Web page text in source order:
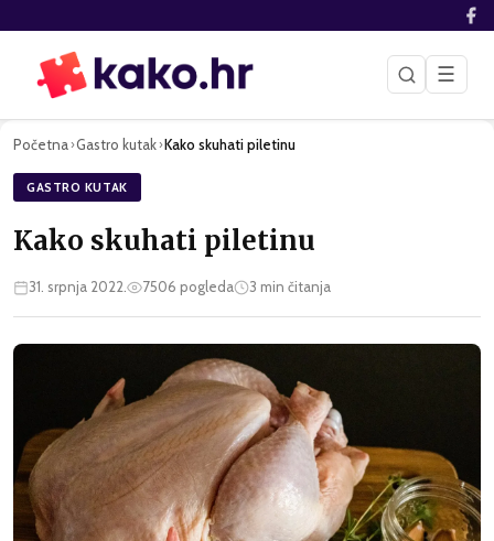
☰
Početna›Gastro kutak›Kako skuhati piletinu
GASTRO KUTAK
Kako skuhati piletinu
31. srpnja 2022. 7506 pogleda 3 min čitanja